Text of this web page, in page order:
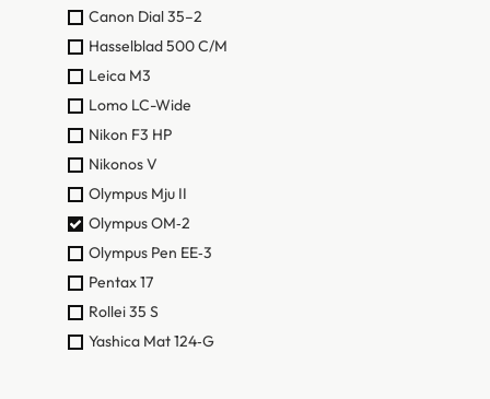
Canon Dial 35–2
Hasselblad 500 C/M
Leica M3
Lomo LC-Wide
Nikon F3 HP
Nikonos V
Olympus Mju II
Olympus OM‑2
Olympus Pen EE‑3
Pentax 17
Rollei 35 S
Yashica Mat 124‑G